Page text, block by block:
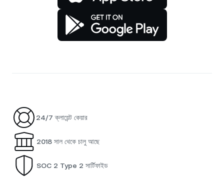
24/7 ক্লায়েন্ট কেয়ার
2018 সাল থেকে চালু আছে
SOC 2 Type 2 সার্টিফাইড